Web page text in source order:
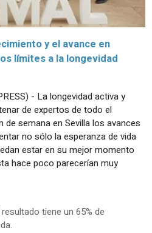
y el avance en
límites a la longevidad
- La longevidad activa y
de expertos de todo el
semana en Sevilla los avances
no sólo la esperanza de vida
estar en su mejor momento
hace poco parecerían muy
resultado tiene un 65% de